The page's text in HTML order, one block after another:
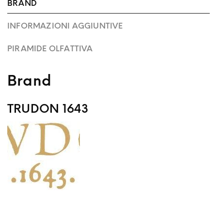
BRAND
INFORMAZIONI AGGIUNTIVE
PIRAMIDE OLFATTIVA
Brand
TRUDON 1643